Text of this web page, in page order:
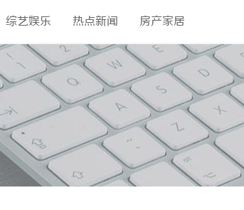
综艺娱乐 热点新闻 房产家居